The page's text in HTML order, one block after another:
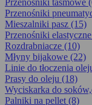
Przenośniki taśmowe
Przenośniki
Mieszalniki pasz (15)
Przenośniki
Rozdrabniacze (10)
Młyny bijakowe (22)
Linie do tłoczenia
Prasy do oleju (18)
Wyciskarka do
Palniki na pellet (8)